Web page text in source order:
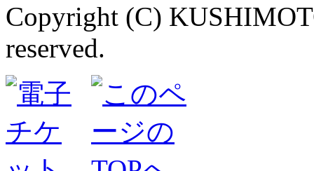
Copyright (C)
reserved.